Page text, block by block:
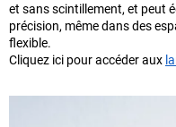
et sans scintillement, et peut
précision, même dans des
flexible.
Cliquez ici pour accéder aux